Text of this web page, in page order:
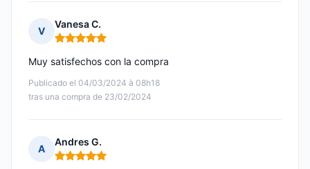
V
Vanesa C.
Nota: 5 de 5
Publicado el 04/03/2024 à 08h18
tras una compra de 23/02/2024
Muy satisfechos con la compra
A
Andres G.
Nota: 5 de 5